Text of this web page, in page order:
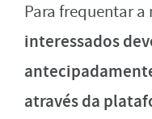
Para frequentar a
interessados
através da